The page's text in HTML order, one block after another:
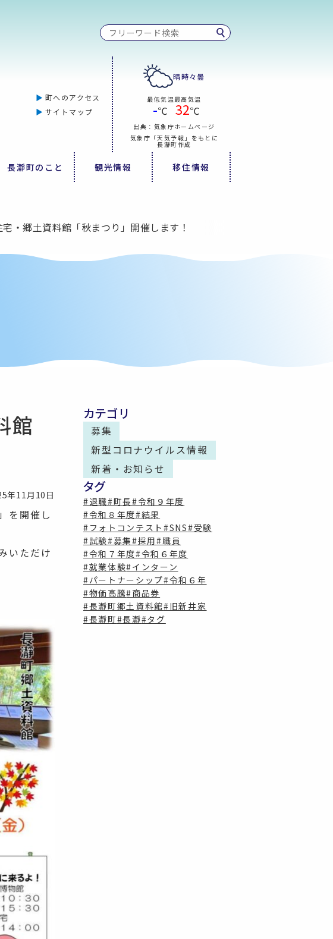
町へのアクセス
サイトマップ
晴時々曇
最低気温
-℃
最高気温
32℃
出典：気象庁ホームページ
気象庁「天気予報」をもとに
長瀞町作成
長瀞町のこと 観光情報 移住情報
・郷土資料館「秋まつり」開催します！
館
年11月10日
を開催し
いただけ
カテゴリ
募集
新型コロナウイルス情報
新着・お知らせ
タグ
#退職#町長#令和９年度
#令和８年度#結果
#フォトコンテスト#SNS#受験
#試験#募集#採用#職員
#令和７年度#令和６年度
#就業体験#インターン
#パートナーシップ#令和６年
#物価高騰#商品券
#長瀞町郷土資料館#旧新井家
#長瀞町#長瀞#タグ